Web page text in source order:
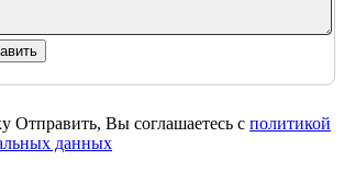
Отправить, Вы соглашаетесь с политикой
данных